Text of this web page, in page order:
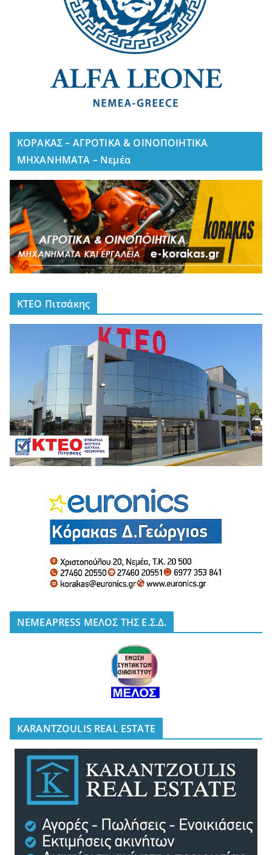
ΚΟΡΑΚΑΣ – ΑΓΡΟΤΙΚΑ & ΟΙΝΟΠΟΙΗΤΙΚΑ
ΜΗΧΑΝΗΜΑΤΑ – Νεμέα
ΚΤΕΟ Πιτσάκης
NEMEAPRESS ΜΕΛΟΣ ΤΗΣ Ε.Σ.Δ.
KARANTZOULIS REAL ESTATE